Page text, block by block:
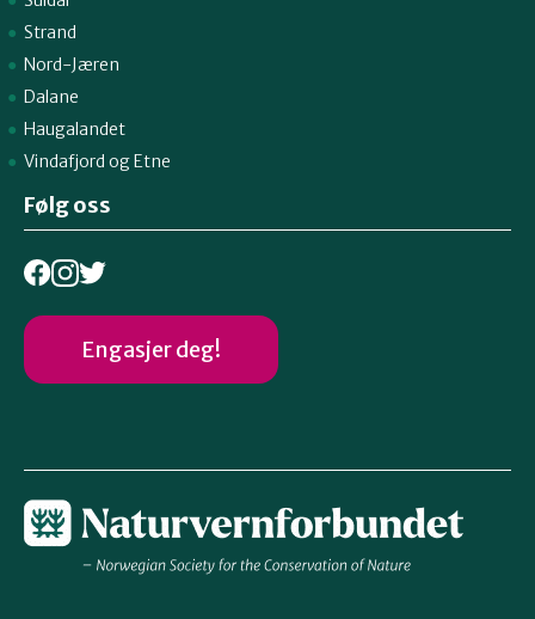
Strand
Nord-Jæren
Dalane
Haugalandet
Vindafjord og Etne
Følg oss
Engasjer deg!